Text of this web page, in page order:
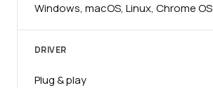
Windows, macOS, Linux, Chrome OS
DRIVER
Plug & play